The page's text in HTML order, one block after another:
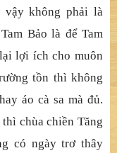
vậy không phải là
Bảo là để Tam
lợi ích cho muôn
tồn thì không
áo cà sa mà đủ.
chùa chiền Tăng
có ngày trơ thây